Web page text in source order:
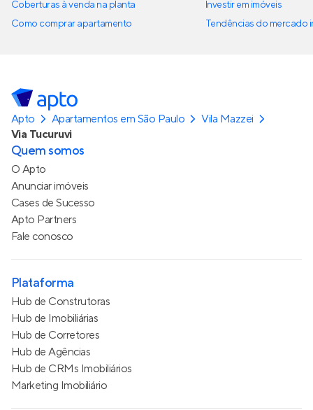
Coberturas à venda na planta
Como comprar apartamento
Investir em imóveis
Tendências do mercado
Apto Apartamentos em São Paulo
Vila Mazzei
Via Tucuruvi
Quem somos
O Apto
Anunciar imóveis
Cases de Sucesso
Apto Partners
Fale conosco
Plataforma
Hub de Construtoras
Hub de Imobiliárias
Hub de Corretores
Hub de Agências
Hub de CRMs Imobiliários
Marketing Imobiliário